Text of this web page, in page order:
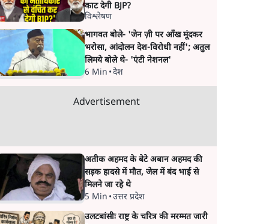
काट देगी BJP?
विश्लेषण
भागवत बोले- 'जेन ज़ी पर आँख मूंदकर
भरोसा, आंदोलन देश-विरोधी नहीं'; अतुल
लिमये बोले थे- 'एंटी नेशनल'
6 Min •देश
Advertisement
अतीक अहमद के बेटे अबान अहमद की
सड़क हादसे में मौत, जेल में बंद भाई से
मिलने जा रहे थे
5 Min •उत्तर प्रदेश
उलटबांसीः राष्ट्र के चरित्र की मरम्मत जारी